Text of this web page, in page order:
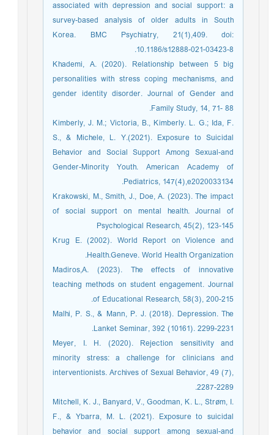
associated with depression and social support: a
survey-based analysis of older adults in South
Korea. BMC Psychiatry, 21(1),409. doi:
10.1186/s12888-021-03423-8.
Khademi, A. (2020). Relationship between 5 big
personalities with stress coping mechanisms, and
gender identity disorder. Journal of Gender and
Family Study, 14, 71- 88.
Kimberly, J. M.; Victoria, B., Kimberly. L. G.; Ida, F.
S., & Michele, L. Y.(2021). Exposure to Suicidal
Behavior and Social Support Among Sexual-and
Gender-Minority Youth. American Academy of
Pediatrics, 147(4),e2020033134.
Krakowski, M., Smith, J., Doe, A. (2023). The impact
of social support on mental health. Journal of
Psychological Research, 45(2), 123-145
Krug E. (2002). World Report on Violence and
Health.Geneve. World Health Organization.
Madiros,A. (2023). The effects of innovative
teaching methods on student engagement. Journal
of Educational Research, 58(3), 200-215.
Malhi, P. S., & Mann, P. J. (2018). Depression. The
Lanket Seminar, 392 (10161). 2299-2231.
Meyer, I. H. (2020). Rejection sensitivity and
minority stress: a challenge for clinicians and
interventionists. Archives of Sexual Behavior, 49 (7),
2287-2289.
Mitchell, K. J., Banyard, V., Goodman, K. L., Strøm, I.
F., & Ybarra, M. L. (2021). Exposure to suicidal
behavior and social support among sexual-and